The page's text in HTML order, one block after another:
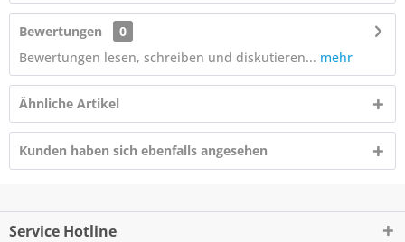
Bewertungen
0
Bewertungen lesen, schreiben und diskutieren... mehr
Ähnliche Artikel
Kunden haben sich ebenfalls angesehen
Service Hotline